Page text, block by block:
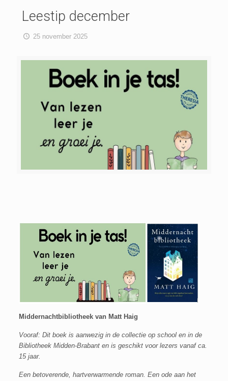
Leestip december
25 november 2025
Middernachtbibliotheek van Matt Haig
Vooraf: Dit boek is aanwezig in de collectie op school en in de
Bibliotheek Midden-Brabant en is geschikt voor lezers vanaf ca.
15 jaar.
Een betoverende, hartverwarmende roman. Een ode aan het